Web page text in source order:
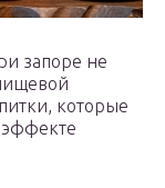
запоре не
которые